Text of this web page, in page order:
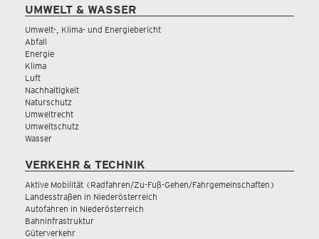
UMWELT & WASSER
Umwelt-, Klima- und Energiebericht
Abfall
Energie
Klima
Luft
Nachhaltigkeit
Naturschutz
Umweltrecht
Umweltschutz
Wasser
VERKEHR & TECHNIK
Aktive Mobilität (Radfahren/Zu-Fuß-Gehen/Fahrgemeinschaften)
Landesstraßen in Niederösterreich
Autofahren in Niederösterreich
Bahninfrastruktur
Güterverkehr